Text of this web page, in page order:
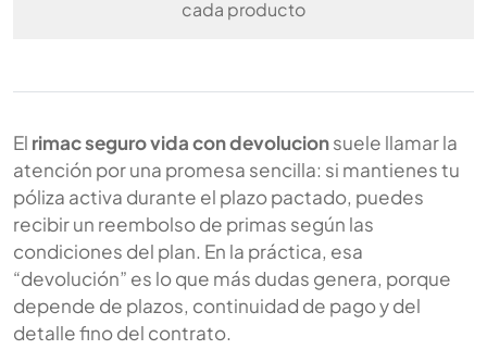
cada producto
El rimac seguro vida con devolucionsuele llamar la
atención por una promesa sencilla: si mantienes tu
póliza activa durante el plazo pactado, puedes
recibir un reembolso de primas según las
condiciones del plan. En la práctica, esa
“devolución” es lo que más dudas genera, porque
depende de plazos, continuidad de pago y del
detalle fino del contrato.